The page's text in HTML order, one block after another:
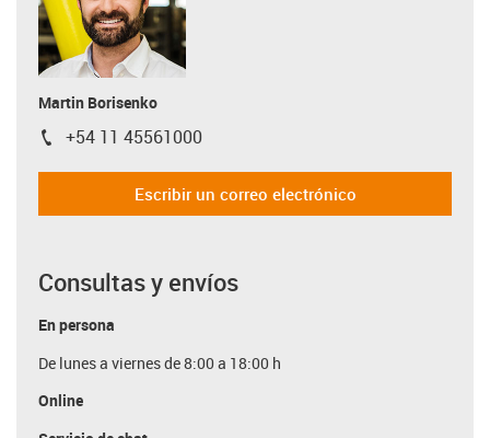
Martin Borisenko
igus-icon-phone
+54 11 45561000
Escribir un correo electrónico
Consultas y envíos
En persona
De lunes a viernes de 8:00 a 18:00 h
Online